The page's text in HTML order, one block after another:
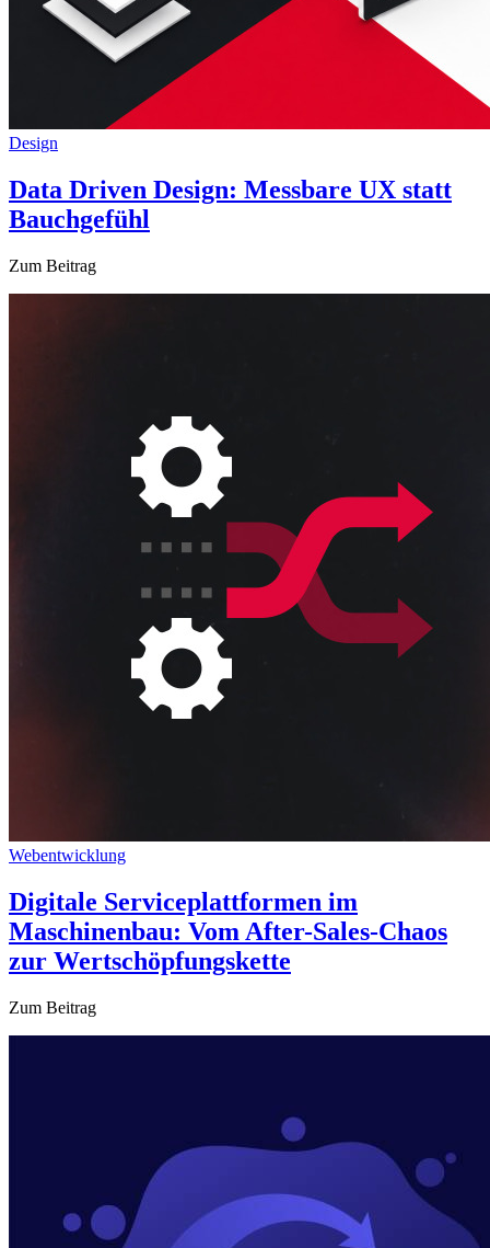
Design
Data Driven Design: Messbare UX statt
Bauchgefühl
Zum Beitrag
Webentwicklung
Digitale Serviceplattformen im
Maschinenbau: Vom After-Sales-Chaos
zur Wertschöpfungskette
Zum Beitrag